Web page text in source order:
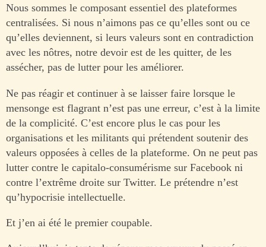
Nous sommes le composant essentiel des plateformes
centralisées. Si nous n’aimons pas ce qu’elles sont ou ce
qu’elles deviennent, si leurs valeurs sont en contradiction
avec les nôtres, notre devoir est de les quitter, de les
assécher, pas de lutter pour les améliorer.
Ne pas réagir et continuer à se laisser faire lorsque le
mensonge est flagrant n’est pas une erreur, c’est à la limite
de la complicité. C’est encore plus le cas pour les
organisations et les militants qui prétendent soutenir des
valeurs opposées à celles de la plateforme. On ne peut pas
lutter contre le capitalo-consumérisme sur Facebook ni
contre l’extrême droite sur Twitter. Le prétendre n’est
qu’hypocrisie intellectuelle.
Et j’en ai été le premier coupable.